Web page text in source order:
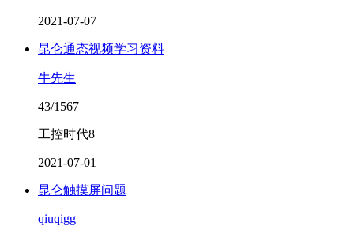
2021-07-07
昆仑通态视频学习资料
牛先生
43/1567
工控时代8
2021-07-01
昆仑触摸屏问题
qiuqigg